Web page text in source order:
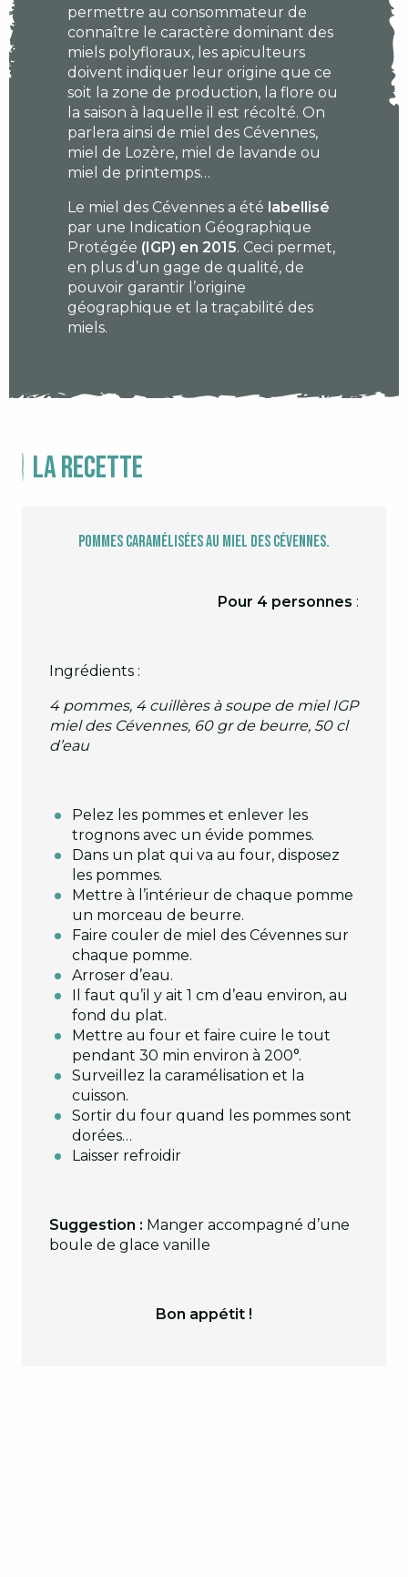
permettre au consommateur de
connaître le caractère dominant des
miels polyfloraux, les apiculteurs
doivent indiquer leur origine que ce
soit la zone de production, la flore ou
la saison à laquelle il est récolté. On
parlera ainsi de miel des Cévennes,
miel de Lozère, miel de lavande ou
miel de printemps…
Le miel des Cévennes a été labellisé
par une Indication Géographique
Protégée (IGP) en 2015. Ceci permet,
en plus d’un gage de qualité, de
pouvoir garantir l’origine
géographique et la traçabilité des
miels.
La recette
Pommes caramélisées au miel des Cévennes.
Pour 4 personnes :
Ingrédients :
4 pommes, 4 cuillères à soupe de miel IGP
miel des Cévennes, 60 gr de beurre, 50 cl
d’eau
Pelez les pommes et enlever les
trognons avec un évide pommes.
Dans un plat qui va au four, disposez
les pommes.
Mettre à l’intérieur de chaque pomme
un morceau de beurre.
Faire couler de miel des Cévennes sur
chaque pomme.
Arroser d’eau.
Il faut qu’il y ait 1 cm d’eau environ, au
fond du plat.
Mettre au four et faire cuire le tout
pendant 30 min environ à 200°.
Surveillez la caramélisation et la
cuisson.
Sortir du four quand les pommes sont
dorées…
Laisser refroidir
Suggestion : Manger accompagné d’une
boule de glace vanille
Bon appétit !